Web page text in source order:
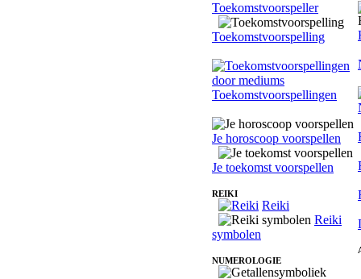
Toekomstvoorspeller
Toekomstvoorspelling
Toekomstvoorspellingen
Je horoscoop voorspellen
Je toekomst voorspellen
REIKI
Reiki
Reiki
symbolen
NUMEROLOGIE